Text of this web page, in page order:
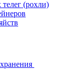
(рохли)